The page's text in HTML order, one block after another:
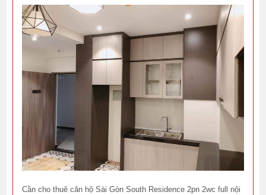
Cần cho thuê căn hộ Sài Gòn South Residence 2pn 2wc full nội